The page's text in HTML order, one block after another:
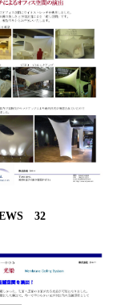
32